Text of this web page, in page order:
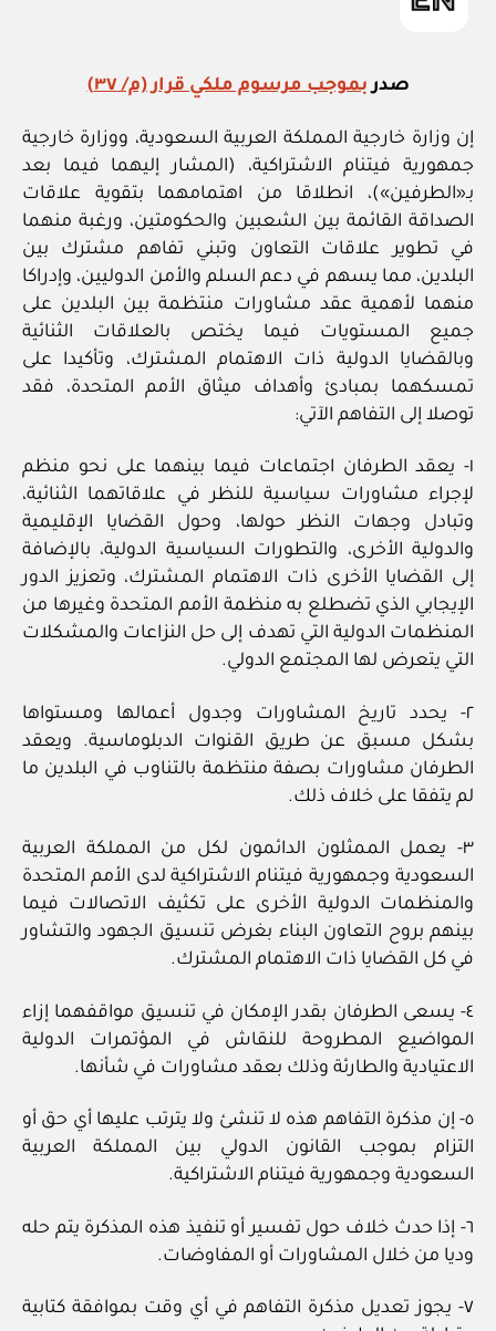
صدربموجب مرسوم ملكي قرار (م/ ٣٧)
إن وزارة خارجية المملكة العربية السعودية، ووزارة خارجية
جمهورية فيتنام الاشتراكية، (المشار إليهما فيما بعد
بـ«الطرفين»)، انطلاقا من اهتمامهما بتقوية علاقات
الصداقة القائمة بين الشعبين والحكومتين، ورغبة منهما
في تطوير علاقات التعاون وتبني تفاهم مشترك بين
البلدين، مما يسهم في دعم السلم والأمن الدوليين، وإدراكا
منهما لأهمية عقد مشاورات منتظمة بين البلدين على
جميع المستويات فيما يختص بالعلاقات الثنائية
وبالقضايا الدولية ذات الاهتمام المشترك، وتأكيدا على
تمسكهما بمبادئ وأهداف ميثاق الأمم المتحدة، فقد
توصلا إلى التفاهم الآتي:
١- يعقد الطرفان اجتماعات فيما بينهما على نحو منظم
لإجراء مشاورات سياسية للنظر في علاقاتهما الثنائية،
وتبادل وجهات النظر حولها، وحول القضايا الإقليمية
والدولية الأخرى، والتطورات السياسية الدولية، بالإضافة
إلى القضايا الأخرى ذات الاهتمام المشترك، وتعزيز الدور
الإيجابي الذي تضطلع به منظمة الأمم المتحدة وغيرها من
المنظمات الدولية التي تهدف إلى حل النزاعات والمشكلات
التي يتعرض لها المجتمع الدولي.
٢- يحدد تاريخ المشاورات وجدول أعمالها ومستواها
بشكل مسبق عن طريق القنوات الدبلوماسية. ويعقد
الطرفان مشاورات بصفة منتظمة بالتناوب في البلدين ما
لم يتفقا على خلاف ذلك.
٣- يعمل الممثلون الدائمون لكل من المملكة العربية
السعودية وجمهورية فيتنام الاشتراكية لدى الأمم المتحدة
والمنظمات الدولية الأخرى على تكثيف الاتصالات فيما
بينهم بروح التعاون البناء بغرض تنسيق الجهود والتشاور
في كل القضايا ذات الاهتمام المشترك.
٤- يسعى الطرفان بقدر الإمكان في تنسيق مواقفهما إزاء
المواضيع المطروحة للنقاش في المؤتمرات الدولية
الاعتيادية والطارئة وذلك بعقد مشاورات في شأنها.
٥- إن مذكرة التفاهم هذه لا تنشئ ولا يترتب عليها أي حق أو
التزام بموجب القانون الدولي بين المملكة العربية
السعودية وجمهورية فيتنام الاشتراكية.
٦- إذا حدث خلاف حول تفسير أو تنفيذ هذه المذكرة يتم حله
وديا من خلال المشاورات أو المفاوضات.
٧- يجوز تعديل مذكرة التفاهم في أي وقت بموافقة كتابية